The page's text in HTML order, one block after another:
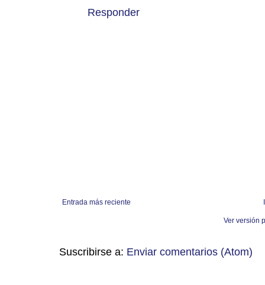
Responder
Entrada más reciente
Ver versión
Suscribirse a: Enviar comentarios (Atom)